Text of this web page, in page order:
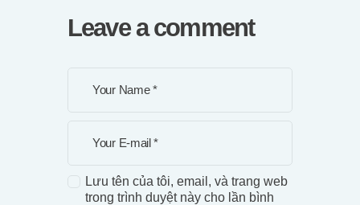
Leave a comment
Lưu tên của tôi, email, và trang web
trong trình duyệt này cho lần bình